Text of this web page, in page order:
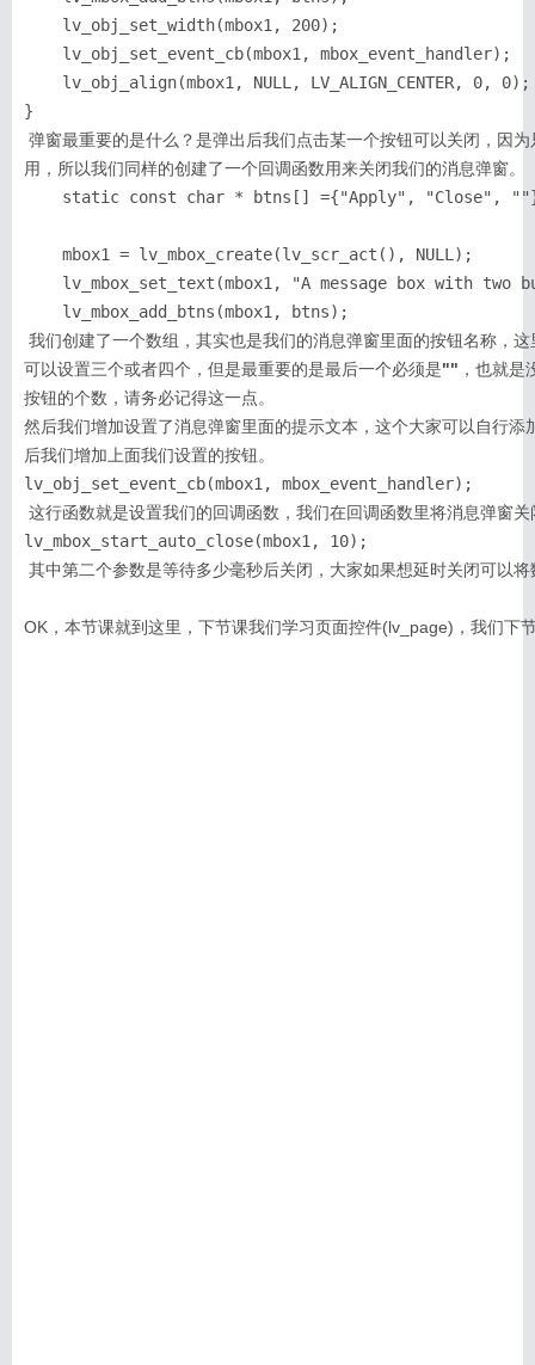
    lv_obj_set_width(mbox1, 200);
    lv_obj_set_event_cb(mbox1, mbox_event_handler);
lv_obj_align(mbox1, NULL, LV_ALIGN_CENTER, 0,
}
用，所以我们同样的创建了一个回调函数用来关闭我们的消息弹窗。
static const char * btns[] ={"Apply", "Close",
    mbox1 = lv_mbox_create(lv_scr_act(), NULL);
lv_mbox_set_text(mbox1, "A message box with two
    lv_mbox_add_btns(mbox1, btns);
可以设置三个或者四个，但是最重要的是最后一个必须是"" ，也就
按钮的个数，请务必记得这一点。
然后我们增加设置了消息弹窗里面的提示文本，这个大家可以自行添
后我们增加上面我们设置的按钮。
lv_obj_set_event_cb(mbox1, mbox_event_handler);
这行函数就是设置我们的回调函数，我们在回调函数里将消息弹窗关
lv_mbox_start_auto_close(mbox1, 10);
其中第二个参数是等待多少毫秒后关闭，大家如果想延时关闭可以
OK，本节课就到这里，下节课我们学习页面控件(lv_page)，我们下